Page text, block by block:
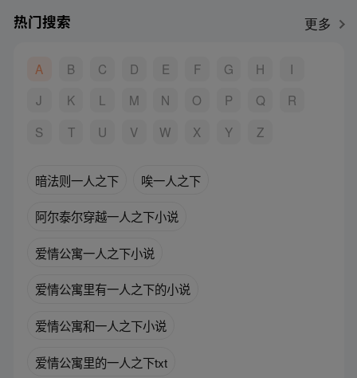
热门搜索 更多
A B C D E F G H
I
J
K L M N O P Q
R
S
T U V W X Y Z
暗法则一人之下 唉一人之下
阿尔泰尔穿越一人之下小说
爱情公寓一人之下小说
爱情公寓里有一人之下的小说
爱情公寓和一人之下小说
爱情公寓里的一人之下txt